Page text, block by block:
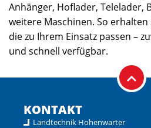
Anhänger, Hoflader, Telelader,
weitere Maschinen. So erhalten
die zu Ihrem Einsatz passen –
und schnell verfügbar.
KONTAKT
Landtechnik Hohenwarter